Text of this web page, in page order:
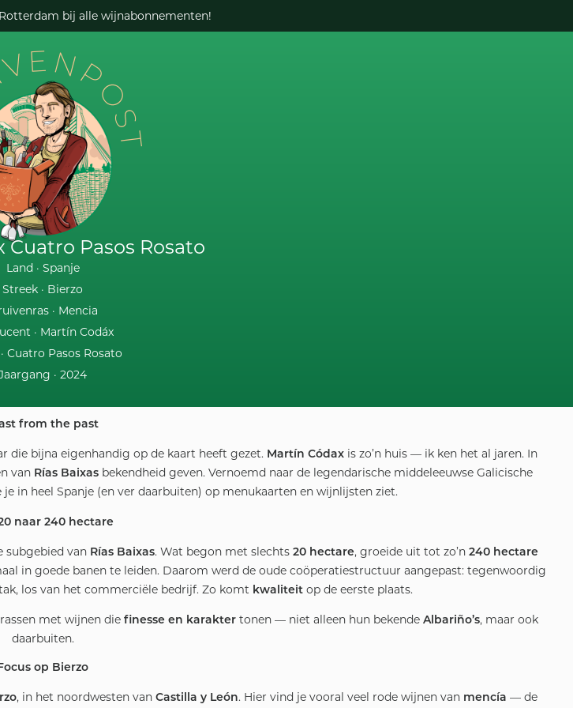
bij alle wijnabonnementen!
Cuatro Pasos Rosato
Land · Spanje
Streek · Bierzo
· Mencia
· Martín Codáx
Cuatro Pasos Rosato
· 2024
from the past
die bijna eigenhandig op de kaart heeft gezet. Martín Códaxis zo’n huis — ik ken het al jaren. In
van Rías Baixas bekendheid geven. Vernoemd naar de legendarische middeleeuwse Galicische
in heel Spanje (en ver daarbuiten) op menukaarten en wijnlijsten ziet.
naar 240 hectare
subgebied van Rías Baixas. Wat begon met slechts 20 hectare, groeide uit tot zo’n 240 hectare
in goede banen te leiden. Daarom werd de oude coöperatiestructuur aangepast: tegenwoordig
los van het commerciële bedrijf. Zo komt kwaliteitop de eerste plaats.
met wijnen die finesse en karakter tonen — niet alleen hun bekende Albariño’s, maar ook
daarbuiten.
Focus op Bierzo
, in het noordwesten van Castilla y León. Hier vind je vooral veel rode wijnen van mencía — de